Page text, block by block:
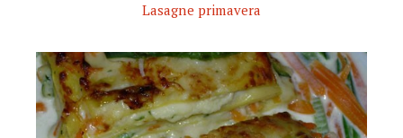
Lasagne primavera